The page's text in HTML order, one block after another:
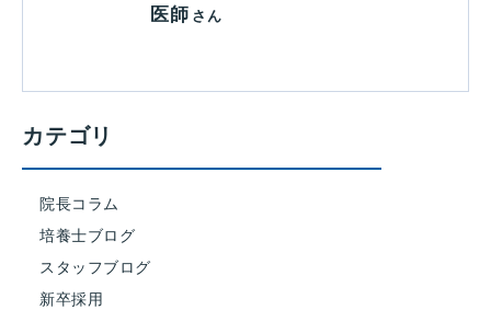
医師 さん
カテゴリ
院長コラム
培養士ブログ
スタッフブログ
新卒採用